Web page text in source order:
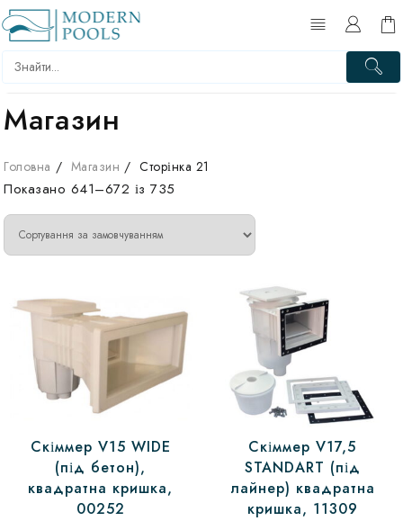
Перейти
до
вмісту
Магазин
Головна Магазин Сторінка 21
Показано 641–672 із 735
Скіммер V15 WIDE
(під бетон),
квадратна кришка,
00252
Скіммер V17,5
STANDART (під
лайнер) квадратна
кришка, 11309